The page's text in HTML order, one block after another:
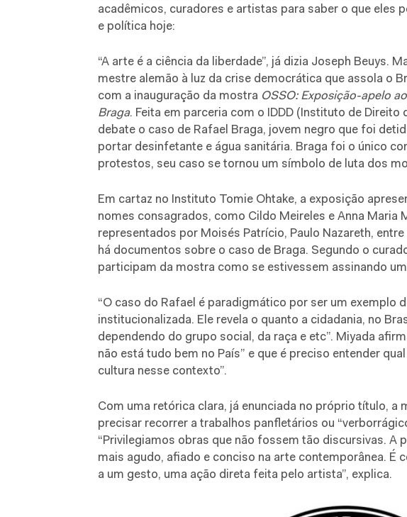
acadêmicos, curadores e artistas para saber o que eles
e política hoje:
“A arte é a ciência da liberdade”, já dizia Joseph Beuys.
mestre alemão à luz da crise democrática que assola o
com a inauguração da mostra OSSO: Exposição-apelo
Braga. Feita em parceria com o IDDD (Instituto de Direito
debate o caso de Rafael Braga, jovem negro que foi
portar desinfetante e água sanitária. Braga foi o único
protestos, seu caso se tornou um símbolo de luta dos
Em cartaz no Instituto Tomie Ohtake, a exposição
nomes consagrados, como Cildo Meireles e Anna Maria
representados por Moisés Patrício, Paulo Nazareth,
há documentos sobre o caso de Braga. Segundo o
participam da mostra como se estivessem assinando
“O caso do Rafael é paradigmático por ser um exemplo
institucionalizada. Ele revela o quanto a cidadania, no
dependendo do grupo social, da raça e etc”. Miyada
não está tudo bem no País” e que é preciso entender
cultura nesse contexto”.
Com uma retórica clara, já enunciada no próprio título, a
precisar recorrer a trabalhos panfletários ou
“Privilegiamos obras que não fossem tão discursivas. A
mais agudo, afiado e conciso na arte contemporânea. É
a um gesto, uma ação direta feita pelo artista”, explica.